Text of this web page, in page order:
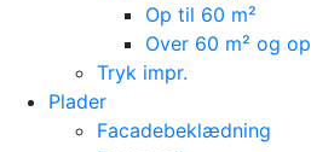
Op til 60 m²
Over 60 m² og op
Tryk impr.
Plader
Facadebeklædning